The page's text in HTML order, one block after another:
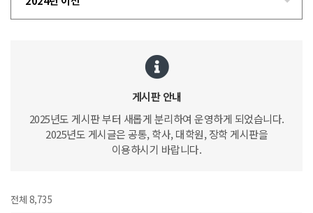
게시판 안내
2025년도 게시판 부터 새롭게 분리하여 운영하게 되었습니다.
2025년도 게시글은 공통, 학사, 대학원, 장학 게시판을
이용하시기 바랍니다.
전체 8,735